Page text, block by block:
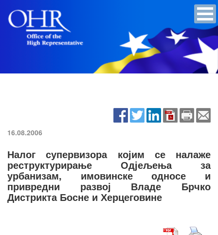
16.08.2006
Налог супервизора којим се налаже
реструктурирање Одјељења за
урбанизам, имовинске односе и
привредни развој Владе Брчко
Дистрикта Босне и Херцеговине